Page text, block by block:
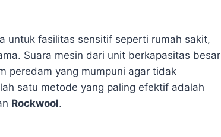
untuk fasilitas sensitif seperti rumah sakit,
Suara mesin dari unit berkapasitas besar
peredam yang mumpuni agar tidak
satu metode yang paling efektif adalah
Rockwool.